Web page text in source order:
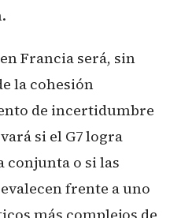
Francia será, sin
la cohesión
de incertidumbre
si el G7 logra
conjunta o si las
frente a uno